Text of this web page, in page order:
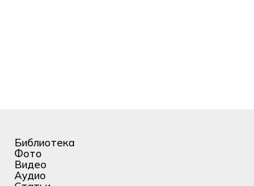
Библиотека
Фото
Видео
Аудио